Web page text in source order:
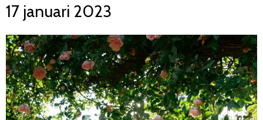
17 januari 2023